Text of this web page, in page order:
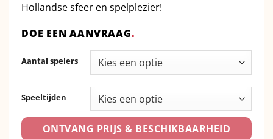
Hollandse sfeer en spelplezier!
DOE EEN AANVRAAG.
Aantal spelers
Speeltijden
ONTVANG PRIJS & BESCHIKBAARHEID